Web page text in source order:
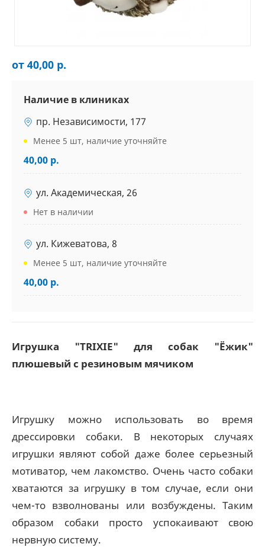
от 40,00 р.
Наличие в клиниках
пр. Независимости, 177
Менее 5 шт, наличие уточняйте
40,00 р.
ул. Академическая, 26
Нет в наличии
ул. Кижеватова, 8
Менее 5 шт, наличие уточняйте
40,00 р.
Игрушка "TRIXIE" для собак "Ёжик"
плюшевый с резиновым мячиком
Игрушку можно использовать во время
дрессировки собаки. В некоторых случаях
игрушки являют собой даже более серьезный
мотиватор, чем лакомство. Очень часто собаки
хватаются за игрушку в том случае, если они
чем-то взволнованы или возбуждены. Таким
образом собаки просто успокаивают свою
нервную систему.